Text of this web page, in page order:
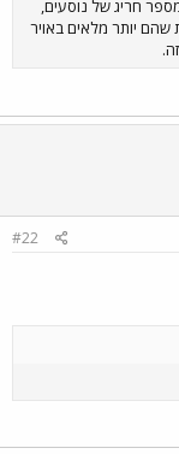
חריג של נוסעים,
שהם יותר מלאים באויר
#22